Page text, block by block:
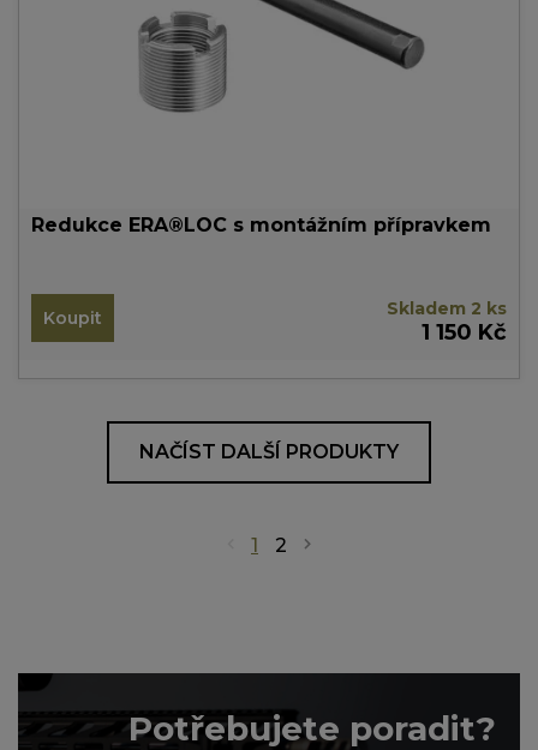
Redukce ERA®LOC s montážním přípravkem
Koupit Skladem 2 ks
1 150 Kč
NAČÍST DALŠÍ PRODUKTY
1 2
Potřebujete poradit?